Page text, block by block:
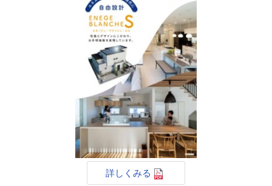
詳しくみる